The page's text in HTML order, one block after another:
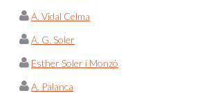
A. Vidal Celma
A. G. Soler
Esther Soler i Monzó
A. Palanca